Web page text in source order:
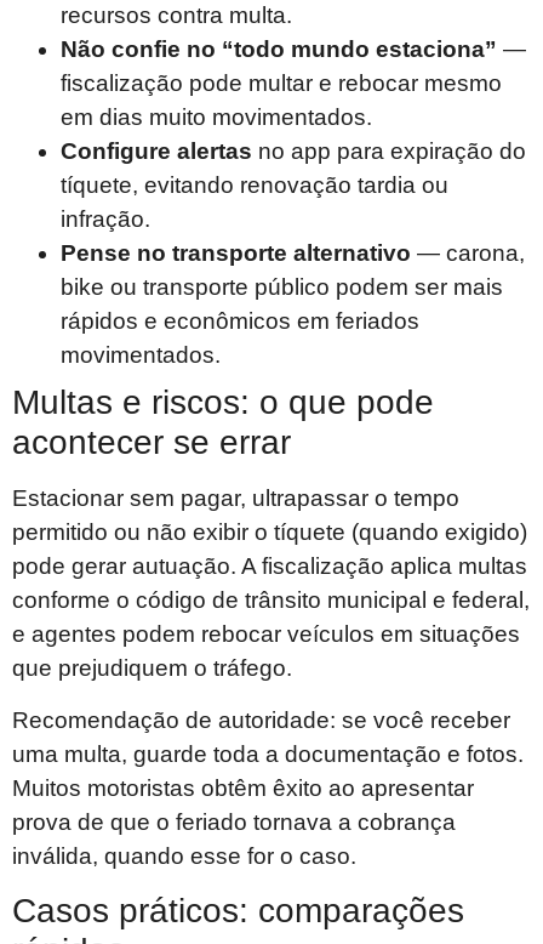
recursos contra multa.
Não confie no “todo mundo estaciona” —
fiscalização pode multar e rebocar mesmo
em dias muito movimentados.
Configure alertas no app para expiração do
tíquete, evitando renovação tardia ou
infração.
Pense no transporte alternativo — carona,
bike ou transporte público podem ser mais
rápidos e econômicos em feriados
movimentados.
Multas e riscos: o que pode
acontecer se errar
Estacionar sem pagar, ultrapassar o tempo
permitido ou não exibir o tíquete (quando exigido)
pode gerar autuação. A fiscalização aplica multas
conforme o código de trânsito municipal e federal,
e agentes podem rebocar veículos em situações
que prejudiquem o tráfego.
Recomendação de autoridade: se você receber
uma multa, guarde toda a documentação e fotos.
Muitos motoristas obtêm êxito ao apresentar
prova de que o feriado tornava a cobrança
inválida, quando esse for o caso.
Casos práticos: comparações